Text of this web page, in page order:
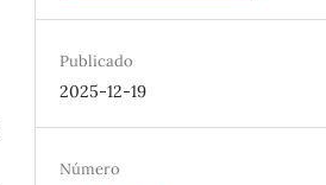
Publicado
2025-12-19
Número